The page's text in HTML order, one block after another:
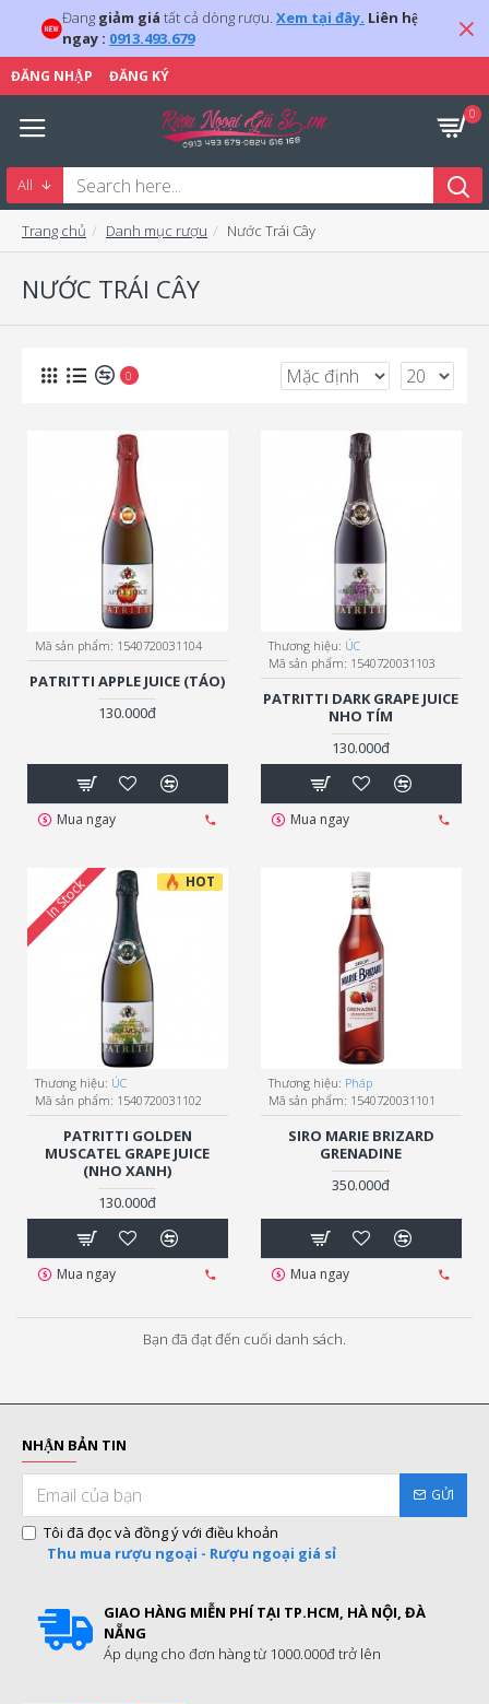
Đang giảm giá tất cả dòng rượu. Xem tại đây. Liên hệ
ngay : 0913.493.679
ĐĂNG NHẬP ĐĂNG KÝ
0
All
Trang chủ Danh mục rượu Nước Trái Cây
NƯỚC TRÁI CÂY
0
Mã sản phẩm: 1540720031104
PATRITTI APPLE JUICE (TÁO)
130.000đ
Mua ngay
Thương hiệu: ÚC
Mã sản phẩm: 1540720031103
PATRITTI DARK GRAPE JUICE
NHO TÍM
130.000đ
Mua ngay
HOT
In Stock
Thương hiệu: ÚC
Mã sản phẩm: 1540720031102
PATRITTI GOLDEN
MUSCATEL GRAPE JUICE
(NHO XANH)
130.000đ
Mua ngay
Thương hiệu: Pháp
Mã sản phẩm: 1540720031101
SIRO MARIE BRIZARD
GRENADINE
350.000đ
Mua ngay
Bạn đã đạt đến cuối danh sách.
NHẬN BẢN TIN
GỬI
Tôi đã đọc và đồng ý với điều khoản
Thu mua rượu ngoại - Rượu ngoại giá sỉ
GIAO HÀNG MIỄN PHÍ TẠI TP.HCM, HÀ NỘI, ĐÀ
NẴNG
Áp dụng cho đơn hàng từ 1000.000đ trở lên